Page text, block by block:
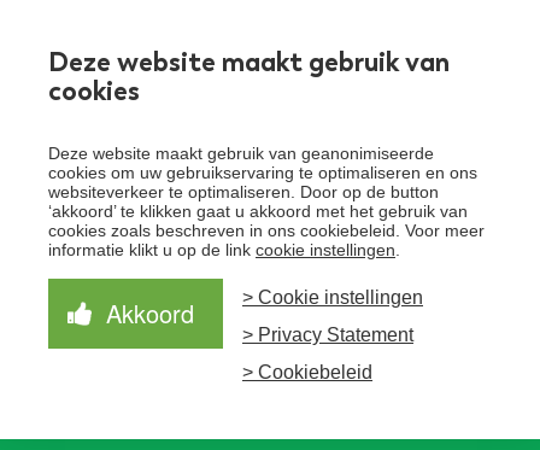
Deze website maakt gebruik van
cookies
Deze website maakt gebruik van geanonimiseerde
cookies om uw gebruikservaring te optimaliseren en ons
websiteverkeer te optimaliseren. Door op de button
‘akkoord’ te klikken gaat u akkoord met het gebruik van
cookies zoals beschreven in ons cookiebeleid. Voor meer
informatie klikt u op de link cookie instellingen
Akkoord
> Cookie instellingen
> Privacy Statement
> Cookiebeleid
Over Santeon
Waardegedreven zorg
aanpak
Samen Beter
Nieuws
Schrijf je in voor de nieuwsbrief
Schrijf je in voor onze nieuwsbrief en ontvang het
laatste nieuws!
Aanmelden nieuwsbrief